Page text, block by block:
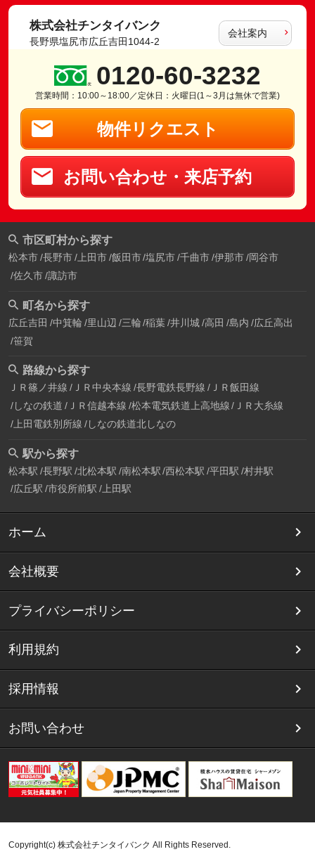
株式会社チンタイバンク
長野県塩尻市広丘吉田1044-2
会社案内
0120-60-3232
営業時間：10:00～18:00／定休日：火曜日(1～3月は無休で営業)
物件リクエスト
お問い合わせ・来店予約
市区町村から探す
松本市 長野市 上田市 飯田市 塩尻市 千曲市 伊那市 岡谷市
佐久市 諏訪市
町名から探す
広丘吉田 中箕輪 里山辺 三輪 稲葉 井川城 高田 島内 広丘高出
笹賀
路線から探す
ＪＲ篠ノ井線 ＪＲ中央本線 長野電鉄長野線 ＪＲ飯田線
しなの鉄道 ＪＲ信越本線 松本電気鉄道上高地線
ＪＲ大糸線
上田電鉄別所線 しなの鉄道北しなの
駅から探す
松本駅 長野駅 北松本駅 南松本駅 西松本駅 平田駅 村井駅
広丘駅 市役所前駅 上田駅
ホーム
会社概要
プライバシーポリシー
利用規約
採用情報
お問い合わせ
Copyright(c) 株式会社チンタイバンク All Rights Reserved.